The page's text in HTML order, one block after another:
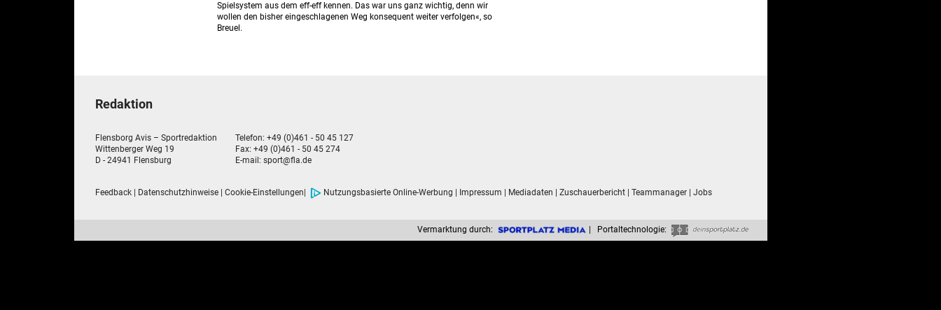
Spielsystem aus dem eff-eff kennen. Das war uns ganz wichtig, denn wir
wollen den bisher eingeschlagenen Weg konsequent weiter verfolgen«, so
Breuel.
Redaktion
Flensborg Avis – Sportredaktion
Wittenberger Weg 19
D - 24941 Flensburg
Telefon: +49 (0)461 - 50 45 127
Fax: +49 (0)461 - 50 45 274
E-mail: sport@fla.de
Feedback Datenschutzhinweise Cookie-Einstellungen Nutzungsbasierte Online-Werbung Impressum Mediadaten Zuschauerbericht Teammanager Jobs
Vermarktung durch: | Portaltechnologie: